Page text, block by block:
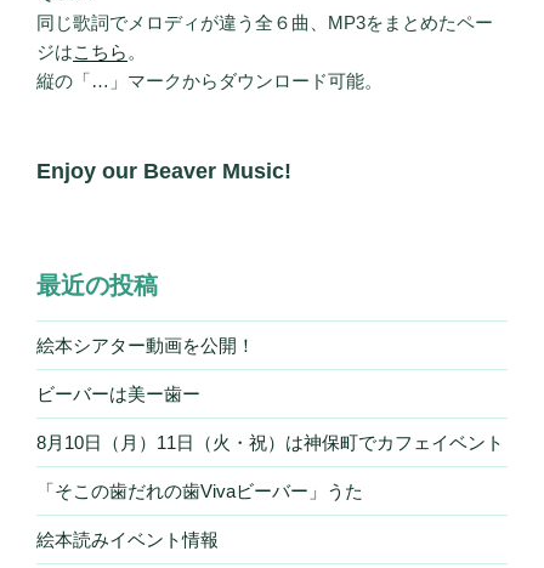
同じ歌詞でメロディが違う全６曲、MP3をまとめたペー
ジはこちら 。
縦の「…」マークからダウンロード可能。
Enjoy our Beaver Music!
最近の投稿
絵本シアター動画を公開！
ビーバーは美ー歯ー
8月10日（月）11日（火・祝）は神保町でカフェイベント
「そこの歯だれの歯Vivaビーバー」うた
絵本読みイベント情報